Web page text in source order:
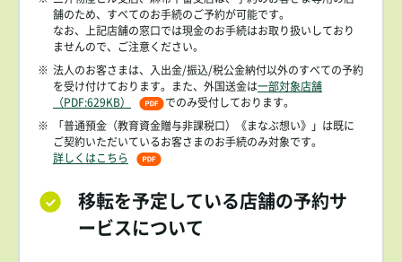
舗のため、すべてのお手続のご予約が可能です。
なお、上記店舗の窓口では現金のお手続はお取り扱いしており
ませんので、ご注意ください。
※ 法人のお客さまは、入出金/振込/税公金納付以外のすべての予約
を受け付けております。また、外国送金は一部対象店舗
（PDF:629KB）
でのみ受付しております。
※
「普通預金（教育資金贈与非課税口）《まなぶ想い》」は既に
ご契約いただいているお客さまのお手続のみ対象です。
詳しくはこちら
移転を予定している店舗の予約サ
ービスについて